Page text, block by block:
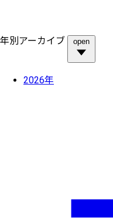
年別アーカイブ open
2026年